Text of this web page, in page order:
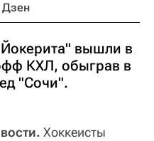
Дзен
вышли в
КХЛ, обыграв в
"Сочи".
Хоккеисты